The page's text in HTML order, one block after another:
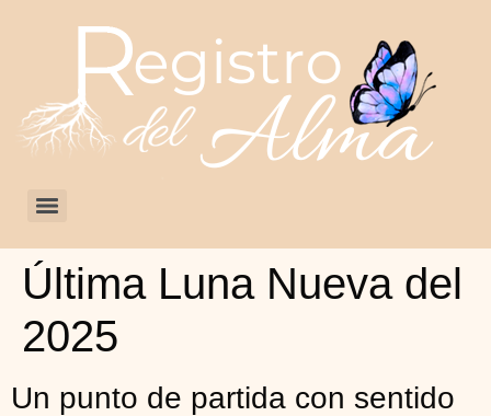
Última Luna Nueva del
2025
Un punto de partida con sentido